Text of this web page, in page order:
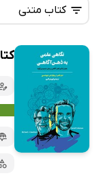
کتاب متنی
همه کتاب‌ها
کتاب‌های صوتی
کتاب‌های متنی